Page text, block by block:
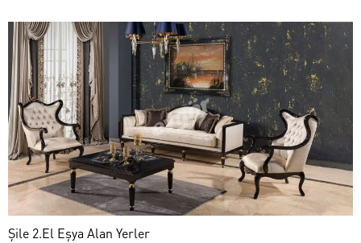
Şile 2.El Eşya Alan Yerler